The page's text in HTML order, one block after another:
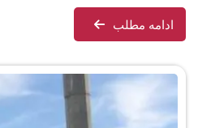
ادامه مطلب